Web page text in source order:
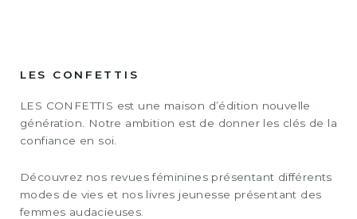
LES CONFETTIS
LES CONFETTIS est une maison d’édition nouvelle
génération. Notre ambition est de donner les clés de la
confiance en soi.
Découvrez nos revues féminines présentant différents
modes de vies et nos livres jeunesse présentant des
femmes audacieuses.